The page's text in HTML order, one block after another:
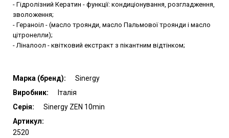
- Гідролізний Кератин - функції: кондиціонування, розгладження,
зволоження;
- Гераноіл - (масло троянди, масло Пальмової троянди і масло
цітронелли);
- Ліналоол - квітковий екстракт з пікантним відтінком;
Марка (бренд):
Sinergy
Виробник:
Італія
Серія:
Sinergy ZEN 10min
Артикул:
2520